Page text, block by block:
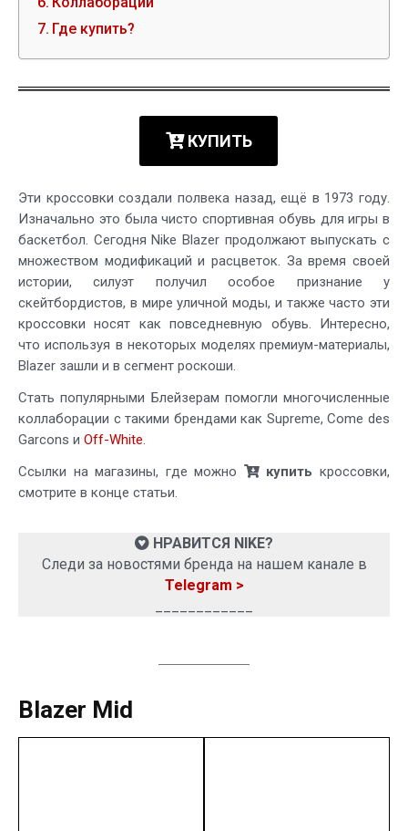
Где купить?
КУПИТЬ
Эти кроссовки создали полвека назад, ещё в 1973 году.
Изначально это была чисто спортивная обувь для игры в
баскетбол. Сегодня Nike Blazer продолжают выпускать с
множеством модификаций и расцветок. За время своей
истории, силуэт получил особое признание у
скейтбордистов, в мире уличной моды, и также часто эти
кроссовки носят как повседневную обувь. Интересно,
что используя в некоторых моделях премиум-материалы,
Blazer зашли и в сегмент роскоши.
Стать популярными Блейзерам помогли многочисленные
коллаборации с такими брендами как Supreme, Come des
Garcons и Off-White.
Ссылки на магазины, где можно
купить кроссовки,
смотрите в конце статьи.
НРАВИТСЯ NIKE?
Следи за новостями бренда на нашем канале в
Telegram >
Blazer Mid